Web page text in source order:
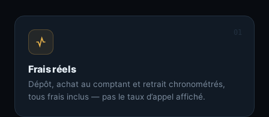
01
Frais réels
Dépôt, achat au comptant et retrait chronométrés,
tous frais inclus — pas le taux d’appel affiché.